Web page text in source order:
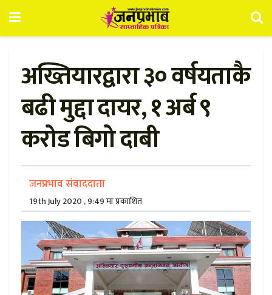
अख्तियारद्वारा ३० वर्षयताकै
बढी मुद्दा दायर, १ अर्ब ९
करोड बिगो दाबी
जनप्रभाव संवाददाता
19th July 2020 , 9:49 मा प्रकाशित